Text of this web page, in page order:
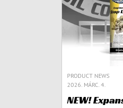
PRODUCT NEWS
2026. MÁRC. 4.
NEW!